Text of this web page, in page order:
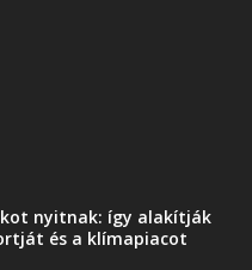
nyitnak: így alakítják
és a klímapiacot